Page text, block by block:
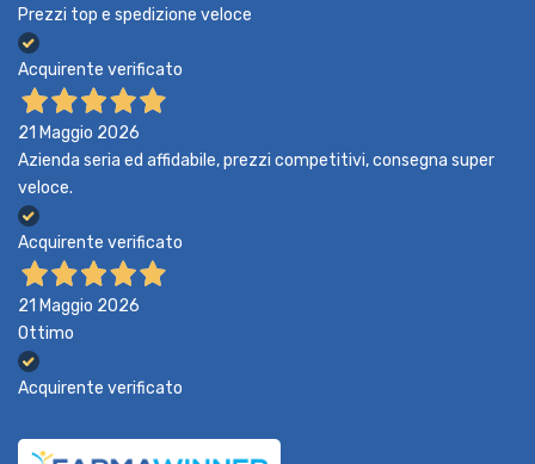
Prezzi top e spedizione veloce
Acquirente verificato
21 Maggio 2026
Azienda seria ed affidabile, prezzi competitivi, consegna super
veloce.
Acquirente verificato
21 Maggio 2026
Ottimo
Acquirente verificato